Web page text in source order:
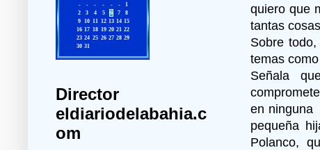
quiero que
tantas
Sobre
temas
Señala
en ninguna
pequeña
Polanco,
Director
eldiariodelabahia.c
om